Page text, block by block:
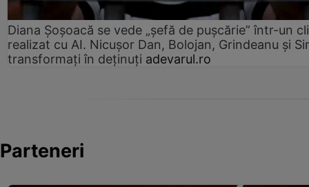
Diana Șoșoacă se vede „șefă de pușcărie” într-un
realizat cu AI. Nicușor Dan, Bolojan, Grindeanu și
transformați în deținuți adevarul.ro
Parteneri